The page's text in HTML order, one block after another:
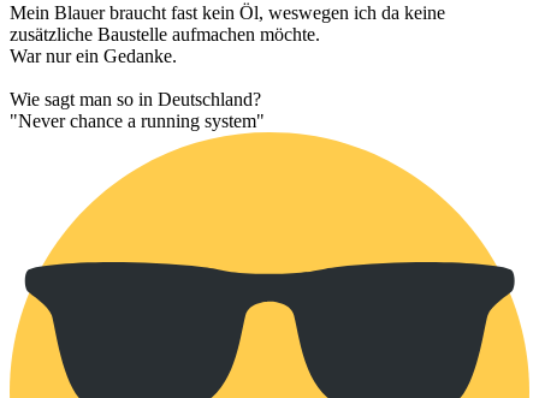
Mein Blauer braucht fast kein Öl, weswegen ich da keine
zusätzliche Baustelle aufmachen möchte.
War nur ein Gedanke.
Wie sagt man so in Deutschland?
"Never chance a running system"